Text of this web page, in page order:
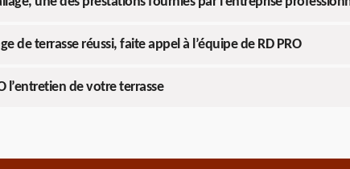
de terrasse réussi, faite appel à l’équipe de RD PRO
l’entretien de votre terrasse